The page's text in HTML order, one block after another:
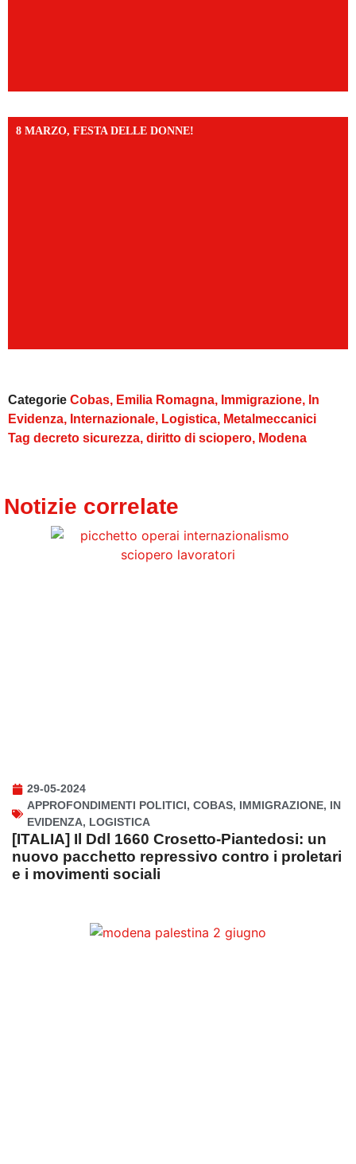
8 MARZO, FESTA DELLE DONNE!
Categorie Cobas, Emilia Romagna, Immigrazione, In
Evidenza, Internazionale, Logistica, Metalmeccanici
Tag decreto sicurezza, diritto di sciopero, Modena
Notizie correlate
29-05-2024
APPROFONDIMENTI POLITICI, COBAS, IMMIGRAZIONE, IN
EVIDENZA, LOGISTICA
[ITALIA] Il Ddl 1660 Crosetto-Piantedosi: un
nuovo pacchetto repressivo contro i proletari
e i movimenti sociali